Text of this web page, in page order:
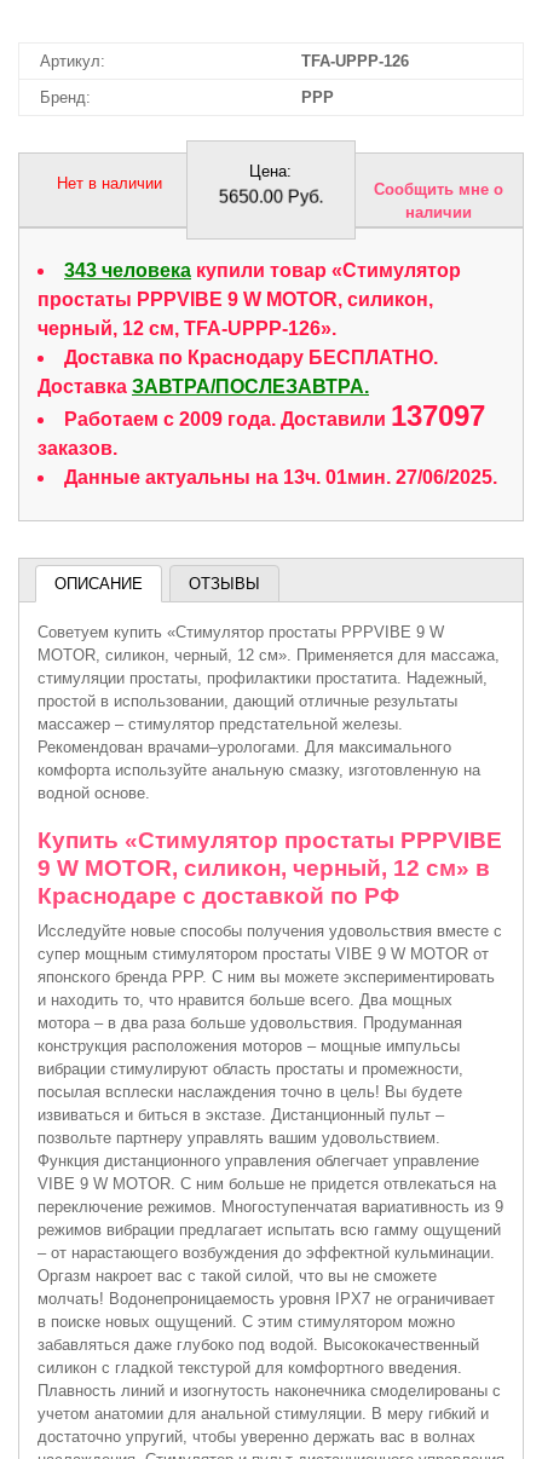
Артикул:
TFA-UPPP-126
Бренд:
PPP
Нет в наличии
Сообщить мне о
наличии
Цена:
5650.00 Руб.
343 человека купили товар «Стимулятор
простаты PPPVIBE 9 W MOTOR, силикон,
черный, 12 см, TFA-UPPP-126».
Доставка по Краснодару БЕСПЛАТНО.
Доставка ЗАВТРА/ПОСЛЕЗАВТРА.
Работаем с 2009 года. Доставили 137097
заказов.
Данные актуальны на 13ч. 01мин. 27/06/2025.
ОПИСАНИЕ ОТЗЫВЫ
Советуем купить «Стимулятор простаты PPPVIBE 9 W
MOTOR, силикон, черный, 12 см». Применяется для массажа,
стимуляции простаты, профилактики простатита. Надежный,
простой в использовании, дающий отличные результаты
массажер – стимулятор предстательной железы.
Рекомендован врачами–урологами. Для максимального
комфорта используйте анальную смазку, изготовленную на
водной основе.
Купить «Стимулятор простаты PPPVIBE
9 W MOTOR, силикон, черный, 12 см» в
Краснодаре с доставкой по РФ
Исследуйте новые способы получения удовольствия вместе с
супер мощным стимулятором простаты VIBE 9 W MOTOR от
японского бренда PPP. С ним вы можете экспериментировать
и находить то, что нравится больше всего. Два мощных
мотора – в два раза больше удовольствия. Продуманная
конструкция расположения моторов – мощные импульсы
вибрации стимулируют область простаты и промежности,
посылая всплески наслаждения точно в цель! Вы будете
извиваться и биться в экстазе. Дистанционный пульт –
позвольте партнеру управлять вашим удовольствием.
Функция дистанционного управления облегчает управление
VIBE 9 W MOTOR. С ним больше не придется отвлекаться на
переключение режимов. Многоступенчатая вариативность из 9
режимов вибрации предлагает испытать всю гамму ощущений
– от нарастающего возбуждения до эффектной кульминации.
Оргазм накроет вас с такой силой, что вы не сможете
молчать! Водонепроницаемость уровня IPX7 не ограничивает
в поиске новых ощущений. С этим стимулятором можно
забавляться даже глубоко под водой. Высококачественный
силикон с гладкой текстурой для комфортного введения.
Плавность линий и изогнутость наконечника смоделированы с
учетом анатомии для анальной стимуляции. В меру гибкий и
достаточно упругий, чтобы уверенно держать вас в волнах